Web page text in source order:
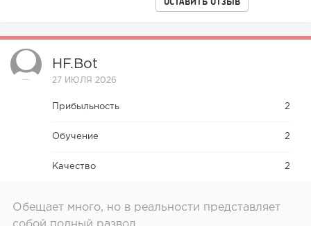
HF.bot
27 ИЮЛЯ 2026
Прибыльность 2
Обучение 2
Качество 2
Обещает много, но в реальности представляет